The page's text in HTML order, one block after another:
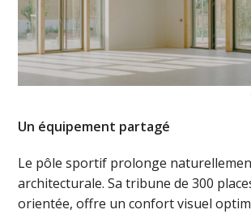
Un équipement partagé
Le pôle sportif prolonge
architecturale. Sa tribune de 300
orientée, offre un confort visuel